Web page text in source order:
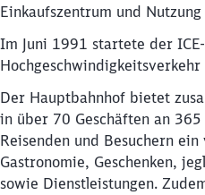
Einkaufszentrum und
Im Juni 1991 startete der ICE-
Der Hauptbahnhof bietet
in über 70 Geschäften an 365
Reisenden und Besuchern
Gastronomie, Geschenken,
sowie Dienstleistungen.